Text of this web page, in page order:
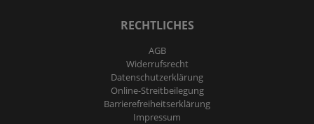
RECHTLICHES
AGB
Widerrufs­recht
Daten­schutz­erklärung
Online-Streitbeilegung
Barrierefreiheitserklärung
Impressum